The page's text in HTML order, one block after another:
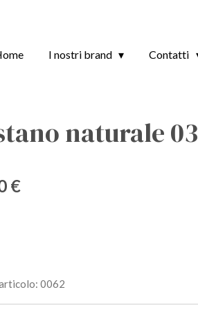
I nostri brand Contatti
naturale 03
€
0062